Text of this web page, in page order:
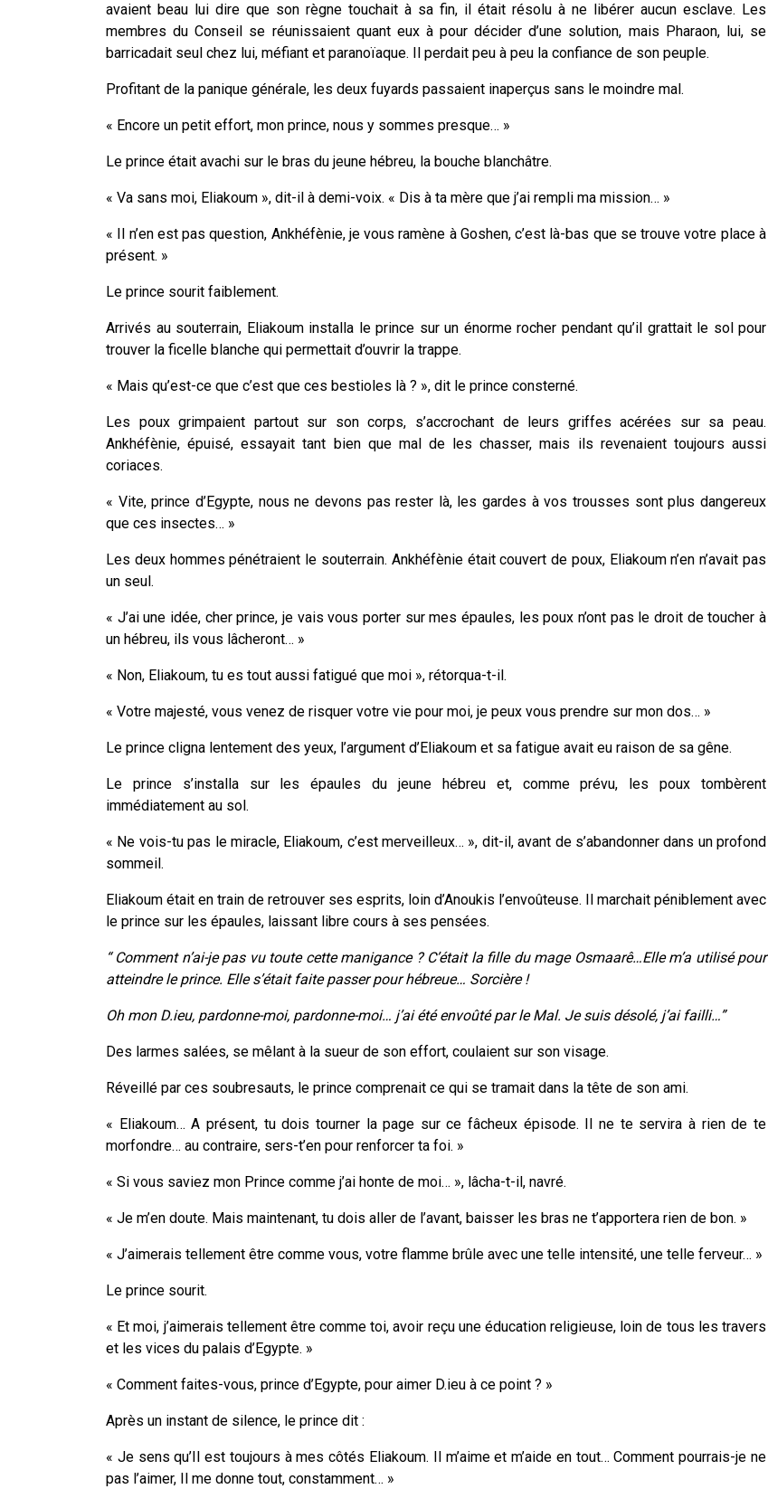
avaient beau lui dire que son règne touchait à sa fin, il était résolu à ne libérer aucun esclave. Les
membres du Conseil se réunissaient quant eux à pour décider d’une solution, mais Pharaon, lui, se
barricadait seul chez lui, méfiant et paranoïaque. Il perdait peu à peu la confiance de son peuple.
Profitant de la panique générale, les deux fuyards passaient inaperçus sans le moindre mal.
« Encore un petit effort, mon prince, nous y sommes presque… »
Le prince était avachi sur le bras du jeune hébreu, la bouche blanchâtre.
« Va sans moi, Eliakoum », dit-il à demi-voix. « Dis à ta mère que j’ai rempli ma mission… »
« Il n’en est pas question, Ankhéfènie, je vous ramène à Goshen, c’est là-bas que se trouve votre place à
présent. »
Le prince sourit faiblement.
Arrivés au souterrain, Eliakoum installa le prince sur un énorme rocher pendant qu’il grattait le sol pour
trouver la ficelle blanche qui permettait d’ouvrir la trappe.
« Mais qu’est-ce que c’est que ces bestioles là ? », dit le prince consterné.
Les poux grimpaient partout sur son corps, s’accrochant de leurs griffes acérées sur sa peau.
Ankhéfènie, épuisé, essayait tant bien que mal de les chasser, mais ils revenaient toujours aussi
coriaces.
« Vite, prince d’Egypte, nous ne devons pas rester là, les gardes à vos trousses sont plus dangereux
que ces insectes… »
Les deux hommes pénétraient le souterrain. Ankhéfènie était couvert de poux, Eliakoum n’en n’avait pas
un seul.
« J’ai une idée, cher prince, je vais vous porter sur mes épaules, les poux n’ont pas le droit de toucher à
un hébreu, ils vous lâcheront… »
« Non, Eliakoum, tu es tout aussi fatigué que moi », rétorqua-t-il.
« Votre majesté, vous venez de risquer votre vie pour moi, je peux vous prendre sur mon dos… »
Le prince cligna lentement des yeux, l’argument d’Eliakoum et sa fatigue avait eu raison de sa gêne.
Le prince s’installa sur les épaules du jeune hébreu et, comme prévu, les poux tombèrent
immédiatement au sol.
« Ne vois-tu pas le miracle, Eliakoum, c’est merveilleux… », dit-il, avant de s’abandonner dans un profond
sommeil.
Eliakoum était en train de retrouver ses esprits, loin d’Anoukis l’envoûteuse. Il marchait péniblement avec
le prince sur les épaules, laissant libre cours à ses pensées.
“ Comment n’ai-je pas vu toute cette manigance ? C’était la fille du mage Osmaarê…Elle m’a utilisé pour
atteindre le prince. Elle s’était faite passer pour hébreue… Sorcière !
Oh mon D.ieu, pardonne-moi, pardonne-moi… j’ai été envoûté par le Mal. Je suis désolé, j’ai failli…”
Des larmes salées, se mêlant à la sueur de son effort, coulaient sur son visage.
Réveillé par ces soubresauts, le prince comprenait ce qui se tramait dans la tête de son ami.
« Eliakoum… A présent, tu dois tourner la page sur ce fâcheux épisode. Il ne te servira à rien de te
morfondre… au contraire, sers-t’en pour renforcer ta foi. »
« Si vous saviez mon Prince comme j’ai honte de moi… », lâcha-t-il, navré.
« Je m’en doute. Mais maintenant, tu dois aller de l’avant, baisser les bras ne t’apportera rien de bon. »
« J’aimerais tellement être comme vous, votre flamme brûle avec une telle intensité, une telle ferveur… »
Le prince sourit.
« Et moi, j’aimerais tellement être comme toi, avoir reçu une éducation religieuse, loin de tous les travers
et les vices du palais d’Egypte. »
« Comment faites-vous, prince d’Egypte, pour aimer D.ieu à ce point ? »
Après un instant de silence, le prince dit :
« Je sens qu’Il est toujours à mes côtés Eliakoum. Il m’aime et m’aide en tout… Comment pourrais-je ne
pas l’aimer, Il me donne tout, constamment… »